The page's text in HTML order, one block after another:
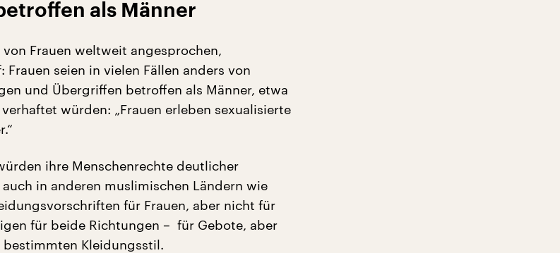
als Männer
Frauen weltweit angesprochen,
seien in vielen Fällen anders von
und Übergriffen betroffen als Männer, etwa
würden: „Frauen erleben sexualisierte
ihre Menschenrechte deutlicher
in anderen muslimischen Ländern wie
für Frauen, aber nicht für
für beide Richtungen – für Gebote, aber
Kleidungsstil.